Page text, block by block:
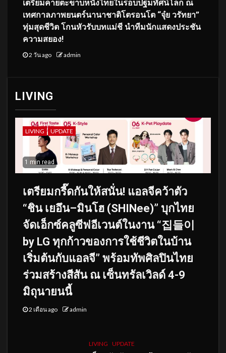
เตรียมคายตะขาบหนังไทยในรอบปฐมทัศน์โลก ณ
เทศกาลภาพยนตร์นานาชาติโตรอนโต “จุ๋ย วรัทยา”
ทุ่มสุดชีวิต โกนหัวรับบทแม่ชี นำทีมนักแสดงประชัน
ความสยอง!
2 วัน ago admin
LIVING
LIVING UPDATE
1 min read
เตรียมกรี๊ดกันให้สนั่น! แอลจีคว้าตัว
“ชิน เยอึน–มินโฮ (SHINee)” บุกไทย
จัดเอ็กซ์คลูซีฟอีเวนต์ในงาน “집들이
by LG ทุกก้าวของการใช้ชีวิตในบ้าน
เริ่มต้นกับแอลจี” พร้อมทัพศิลปินไทย
ร่วมสร้างสีสัน ณ เซ็นทรัลเวิลด์ 4-9
มิถุนายนนี้
2 เดือน ago admin
LIVING UPDATE